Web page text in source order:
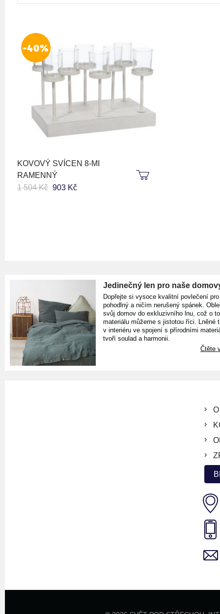
-40%
KOVOVÝ SVÍCEN 8-MI
RAMENNÝ
1 504 Kč 903 Kč
Jedinečný len pro naše
Dopřejte si vysoce kvalitní povlečení pro
pohodlný a ničím nerušený spánek.
svůj domov do exkluzivního lnu, což o
materiálu můžeme s jistotou říci. Lněné
v interiéru ve spojení s přírodními
tvoří soulad a harmonii.
Čtěte